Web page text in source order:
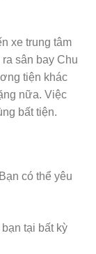
xe trung tâm
sân bay Chu
tiện khác
nữa. Việc
bất tiện.
có thể yêu
tại bất kỳ